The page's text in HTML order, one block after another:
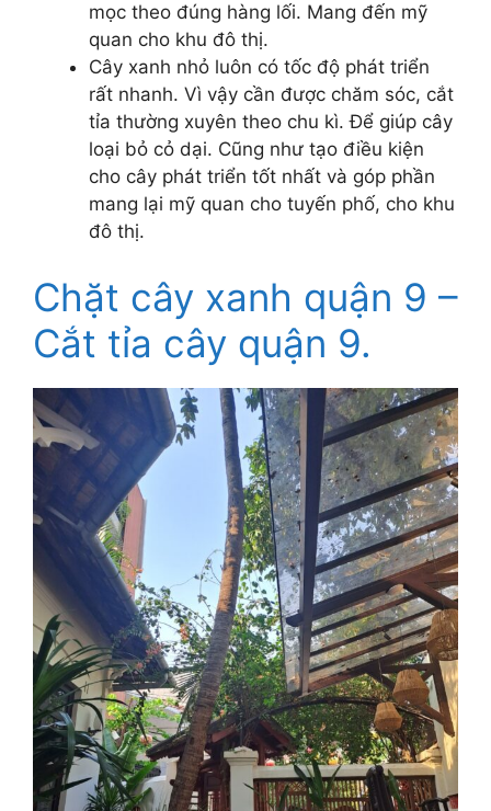
mọc theo đúng hàng lối. Mang đến mỹ
quan cho khu đô thị.
Cây xanh nhỏ luôn có tốc độ phát triển
rất nhanh. Vì vậy cần được chăm sóc, cắt
tỉa thường xuyên theo chu kì. Để giúp cây
loại bỏ cỏ dại. Cũng như tạo điều kiện
cho cây phát triển tốt nhất và góp phần
mang lại mỹ quan cho tuyến phố, cho khu
đô thị.
Chặt cây xanh quận 9 –
Cắt tỉa cây quận 9.